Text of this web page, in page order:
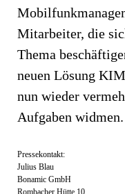
Mitarbeiter, die
Thema
neuen Lösung
nun wieder
Aufgaben widmen.
Pressekontakt:
Julius Blau
Bonamic GmbH
Rombacher Hütte 10